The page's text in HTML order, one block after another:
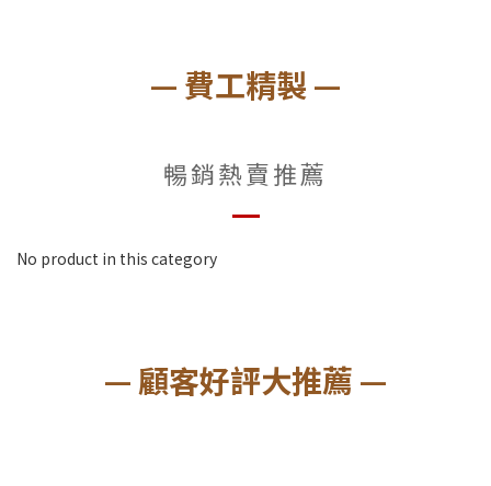
— 費工精製 —
暢銷熱賣推薦
No product in this category
— 顧客好評大推薦 —